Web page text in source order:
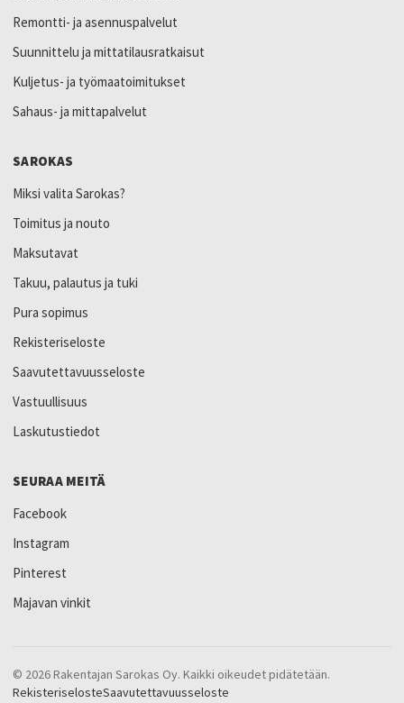
Remontti- ja asennuspalvelut
Suunnittelu ja mittatilausratkaisut
Kuljetus- ja työmaatoimitukset
Sahaus- ja mittapalvelut
SAROKAS
Miksi valita Sarokas?
Toimitus ja nouto
Maksutavat
Takuu, palautus ja tuki
Pura sopimus
Rekisteriseloste
Saavutettavuusseloste
Vastuullisuus
Laskutustiedot
SEURAA MEITÄ
Facebook
Instagram
Pinterest
Majavan vinkit
© 2026 Rakentajan Sarokas Oy. Kaikki oikeudet pidätetään.
RekisteriselosteSaavutettavuusseloste